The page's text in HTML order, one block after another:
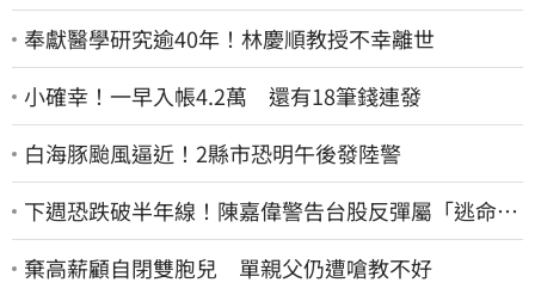
奉獻醫學研究逾40年！林慶順教授不幸離世
小確幸！一早入帳4.2萬 還有18筆錢連發
白海豚颱風逼近！2縣市恐明午後發陸警
下週恐跌破半年線！陳嘉偉警告台股反彈屬「逃命
波」：空頭大屠殺剛開始
棄高薪顧自閉雙胞兒 單親父仍遭嗆教不好